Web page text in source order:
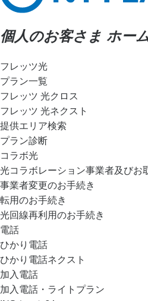
個人のお客さま ホー
フレッツ光
プラン一覧
フレッツ 光クロス
フレッツ 光ネクスト
提供エリア検索
プラン診断
コラボ光
光コラボレーション事業者及びお
事業者変更のお手続き
転用のお手続き
光回線再利用のお手続き
電話
ひかり電話
ひかり電話ネクスト
加入電話
加入電話・ライトプラン